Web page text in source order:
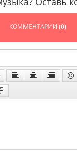
КОММЕНТАРИИ (0)